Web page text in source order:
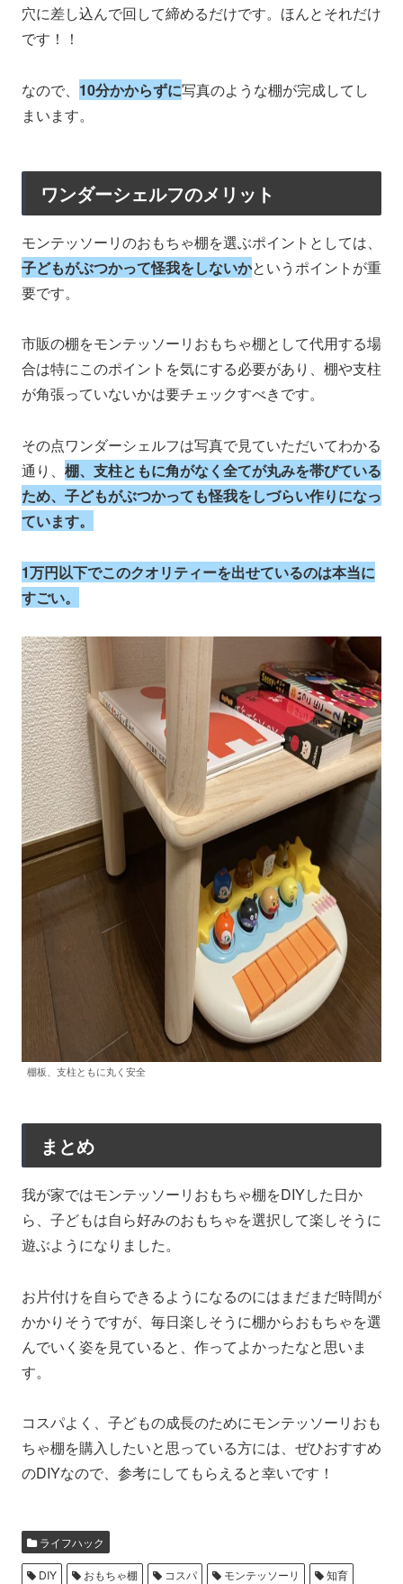
穴に差し込んで回して締めるだけです。ほんとそれだけ
です！！
なので、 10分かからずに写真のような棚が完成してし
まいます。
ワンダーシェルフのメリット
モンテッソーリのおもちゃ棚を選ぶポイントとしては、
子どもがぶつかって怪我をしないかというポイントが重
要です。
市販の棚をモンテッソーリおもちゃ棚として代用する場
合は特にこのポイントを気にする必要があり、棚や支柱
が角張っていないかは要チェックすべきです。
その点ワンダーシェルフは写真で見ていただいてわかる
通り、 棚、支柱ともに角がなく全てが丸みを帯びている
ため、子どもがぶつかっても怪我をしづらい作りになっ
ています。
1万円以下でこのクオリティーを出せているのは本当に
すごい。
棚板、支柱ともに丸く安全
まとめ
我が家ではモンテッソーリおもちゃ棚をDIYした日か
ら、子どもは自ら好みのおもちゃを選択して楽しそうに
遊ぶようになりました。
お片付けを自らできるようになるのにはまだまだ時間が
かかりそうですが、毎日楽しそうに棚からおもちゃを選
んでいく姿を見ていると、作ってよかったなと思いま
す。
コスパよく、子どもの成長のためにモンテッソーリおも
ちゃ棚を購入したいと思っている方には、ぜひおすすめ
のDIYなので、参考にしてもらえると幸いです！
ライフハック
DIY おもちゃ棚 コスパ モンテッソーリ 知育